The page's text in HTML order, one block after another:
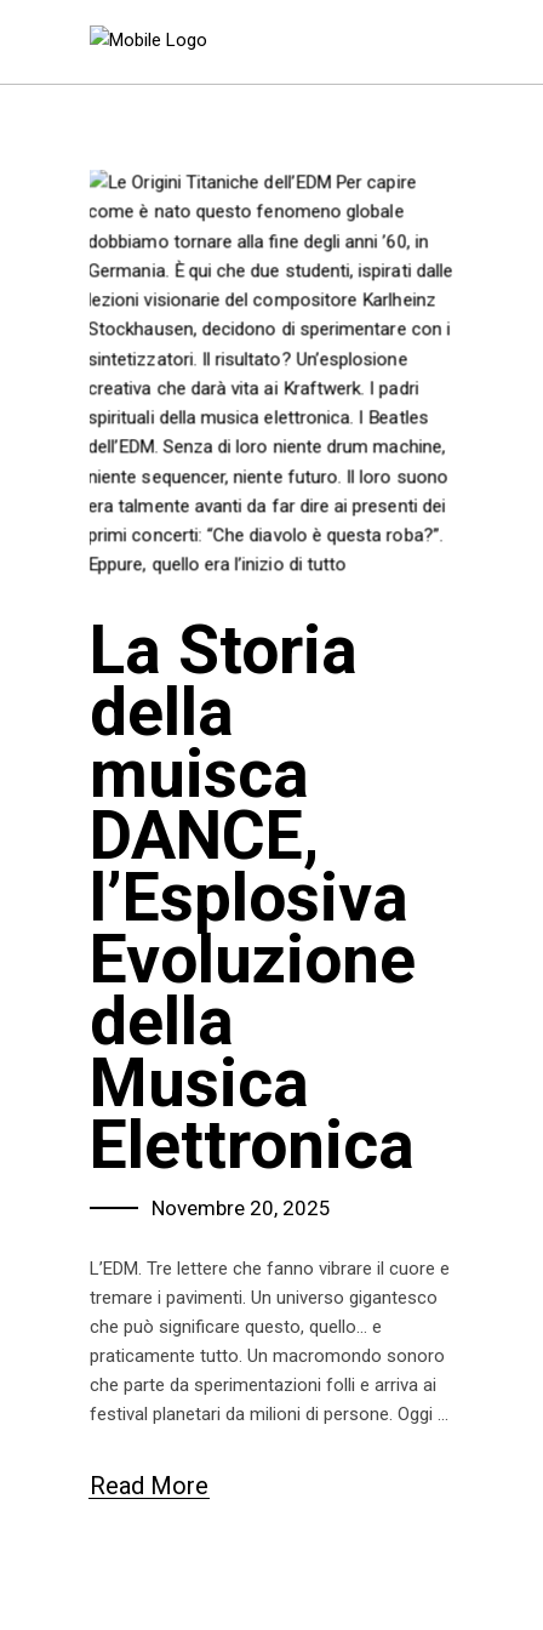
La Storia
della
muisca
DANCE,
l’Esplosiva
Evoluzione
della
Musica
Elettronica
Novembre 20, 2025
L’EDM. Tre lettere che fanno vibrare il cuore e
tremare i pavimenti. Un universo gigantesco
che può significare questo, quello… e
praticamente tutto. Un macromondo sonoro
che parte da sperimentazioni folli e arriva ai
festival planetari da milioni di persone. Oggi
Read More